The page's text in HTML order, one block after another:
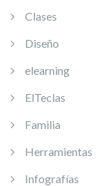
Clases
Diseño
elearning
ElTeclas
Familia
Herramientas
Infografías